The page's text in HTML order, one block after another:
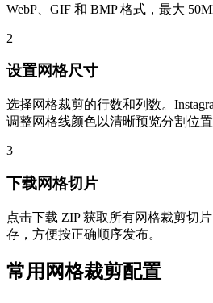
WebP、GIF 和 BMP 格式，最大
2
设置网格尺寸
选择网格裁剪的行数和列数。
调整网格线颜色以清晰预览分割位置
3
下载网格切片
点击下载 ZIP 获取所有网格裁剪切
存，方便按正确顺序发布。
常用网格裁剪配置